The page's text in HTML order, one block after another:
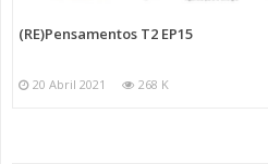
(RE)Pensamentos T2 EP15
20 Abril 2021 268 K